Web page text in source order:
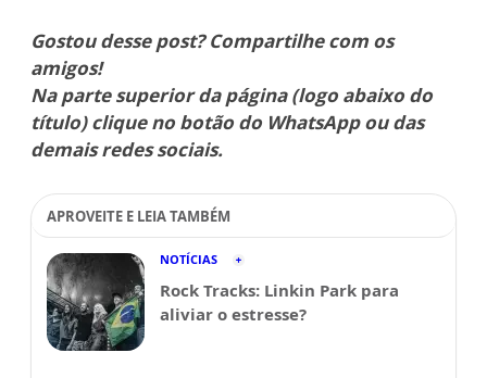
Gostou desse post? Compartilhe com os
amigos!
Na parte superior da página (logo abaixo do
título) clique no botão do WhatsApp ou das
demais redes sociais.
APROVEITE E LEIA TAMBÉM
NOTÍCIAS
Rock Tracks: Linkin Park para
aliviar o estresse?